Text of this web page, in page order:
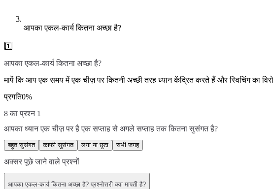
आपका एकल-कार्य कितना अच्छा है?
1️⃣
आपका एकल-कार्य कितना अच्छा है?
मापें कि आप एक समय में एक चीज़ पर कितनी अच्छी तरह ध्यान केंद्रित करते हैं और स्विचिंग का
प्रगति0%
8 का प्रश्न 1
आपका ध्यान एक चीज़ पर है एक सप्ताह से अगले सप्ताह तक कितना सुसंगत है?
बहुत सुसंगत काफी सुसंगत लगा या छूटा सभी जगह
अक्सर पूछे जाने वाले प्रश्नों
आपका एकल-कार्य कितना अच्छा है? प्रश्नोत्तरी क्या मापती है?